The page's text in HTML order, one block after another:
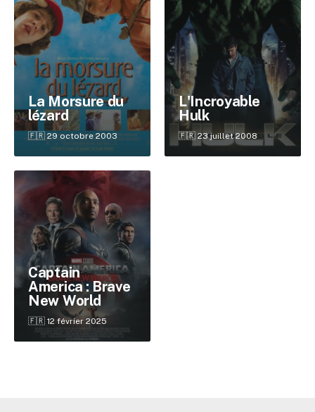
La Morsure du
lézard
🇫🇷 29 octobre 2003
L'Incroyable
Hulk
🇫🇷 23 juillet 2008
Captain
America : Brave
New World
🇫🇷 12 février 2025
✕